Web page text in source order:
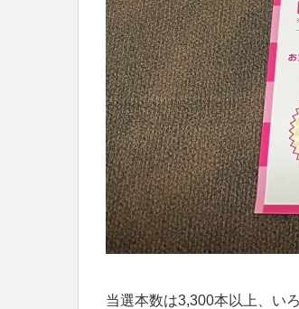
当選本数は3,300本以上、い